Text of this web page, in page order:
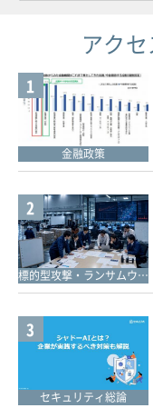
アク
1
金融政策
2
標的型攻撃・ランサムウェア対策
3
セキュリティ総論